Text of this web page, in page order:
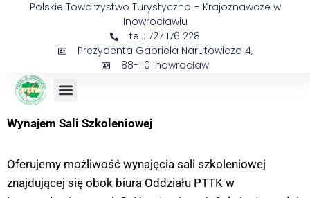
Polskie Towarzystwo Turystyczno – Krajoznawcze w
Inowrocławiu
tel.: 727 176 228
Prezydenta Gabriela Narutowicza 4,
88-110 Inowrocław
Wynajem Sali Szkoleniowej
Oferujemy możliwość wynajęcia sali szkoleniowej
znajdującej się obok biura Oddziału PTTK w